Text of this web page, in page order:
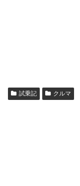
試乗記 クルマ